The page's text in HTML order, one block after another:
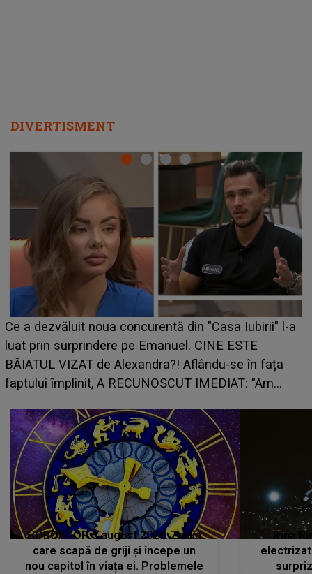
DIVERTISMENT
HOROSCOP 7 august 2026. Zodia care intră într-o
perioadă marcată de încercări. Problemele se adună
din toate părțile, iar o veste neașteptată îi dă planurile
peste cap
HOROSCOP 5 august 2026. Zodia
care scapă de griji și începe un
nou capitol în viața ei. Problemele
Irina